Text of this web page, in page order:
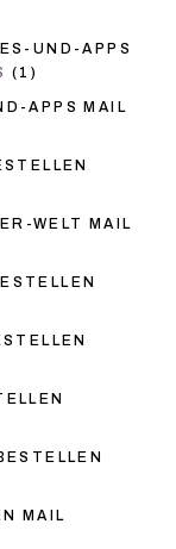
UND-APPS
(1)
APPS MAIL
WELT MAIL
MAIL